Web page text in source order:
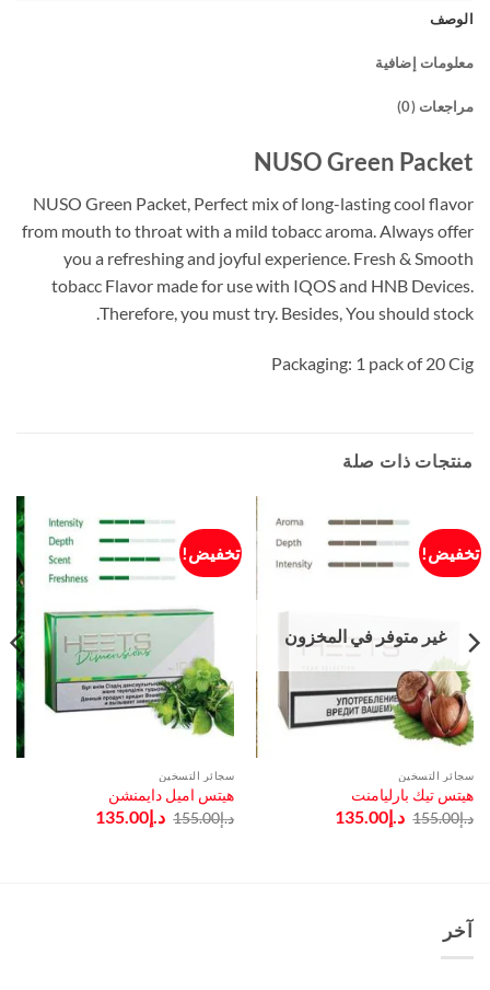
الوصف
معلومات إضافية
مراجعات (0)
NUSO Green Packet
NUSO Green Packet, Perfect mix of long-lasting cool flavor
from mouth to throat with a mild tobacc aroma. Always offer
you a refreshing and joyful experience. Fresh & Smooth
tobacc Flavor made for use with IQOS and HNB Devices.
Therefore, you must try. Besides, You should stock.
Packaging: 1 pack of 20 Cig
منتجات ذات صلة
تخفيض!
غير متوفر في المخزون
سجائر التسخين
هيتس تيك بارليامنت
د.إ155.00 السعر
الأصلي
د.إ135.00السعر
تخفيض!
سجائر التسخين
هيتس اميل دايمنشن
د.إ155.00 السعر
الأصلي
د.إ135.00السعر
آخر